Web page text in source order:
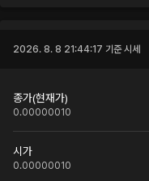
2026. 8. 8 21:44:17 기준 시세
종가(현재가)
0.00000010
시가
0.00000010